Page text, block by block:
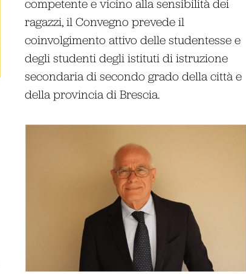
competente e vicino alla sensibilità dei
ragazzi, il Convegno prevede il
coinvolgimento attivo delle studentesse e
degli studenti degli istituti di istruzione
secondaria di secondo grado della città e
della provincia di Brescia.